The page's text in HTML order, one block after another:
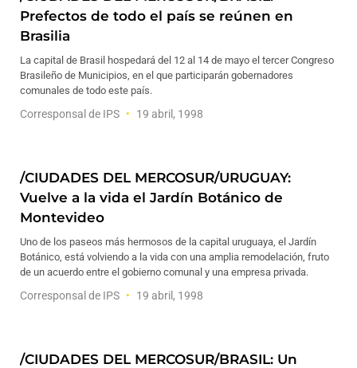
Prefectos de todo el país se reúnen en
Brasilia
La capital de Brasil hospedará del 12 al 14 de mayo el tercer Congreso
Brasileño de Municipios, en el que participarán gobernadores
comunales de todo este país.
Corresponsal de IPS 19 abril, 1998
/CIUDADES DEL MERCOSUR/URUGUAY:
Vuelve a la vida el Jardín Botánico de
Montevideo
Uno de los paseos más hermosos de la capital uruguaya, el Jardín
Botánico, está volviendo a la vida con una amplia remodelación, fruto
de un acuerdo entre el gobierno comunal y una empresa privada.
Corresponsal de IPS 19 abril, 1998
/CIUDADES DEL MERCOSUR/BRASIL: Un